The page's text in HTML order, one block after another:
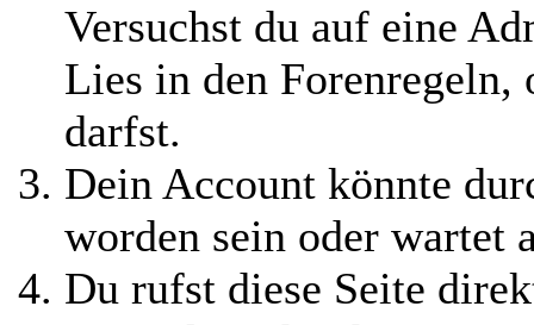
Versuchst du auf eine
Lies in den
darfst.
Dein Account könnte
worden sein oder wartet
Du rufst diese Seite